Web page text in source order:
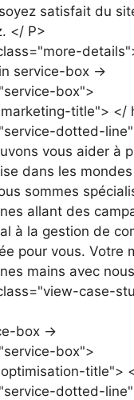
satisfait du
</ P>
service-box ->
box">
title"> </
dotted-
vous aider à
dans les
sommes
allant des
à la gestion de
pour vous. Votre
mains avec
case-
box ->
box">
title">
dotted-